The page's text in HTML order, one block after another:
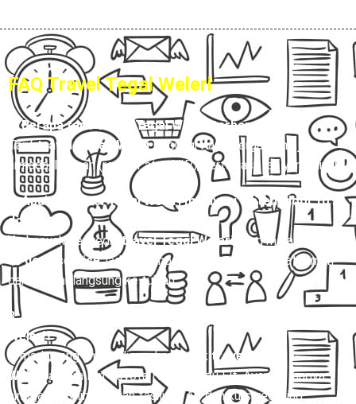
FAQ Travel Tegal Weleri
1. Berapa tarif travel Tegal Weleri terbaru?
Tariftravel Tegal WeleriHubungi Kami, tergantung jenis
armada, layanan (reguler atau VIP), serta fasilitas yang dipilih.
2. Apakah travel Tegal Weleri melayani sistem door to
door?
Ya, banyak penyedia travel Tegal Weleri yang melayani
to door service, jadi penumpang dijemput di alamat rumah
dan diantar langsung ke tujuan.
3. Apa saja pilihan armada untuk rute travel Tegal
Weleri?
Armada yang umum digunakan untuk travel Tegal
Weleri
antara lain Toyota Hiace, Isuzu Elf, Avanza, Innova,
hingga bus mini dengan fasilitas AC dan kursi reclining.